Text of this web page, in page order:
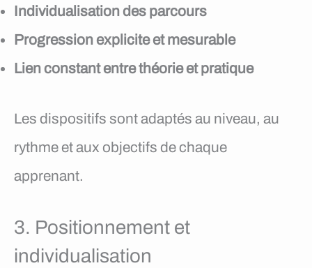
Individualisation des parcours
Progression explicite et mesurable
Lien constant entre théorie et pratique
Les dispositifs sont adaptés au niveau, au
rythme et aux objectifs de chaque
apprenant.
3. Positionnement et
individualisation